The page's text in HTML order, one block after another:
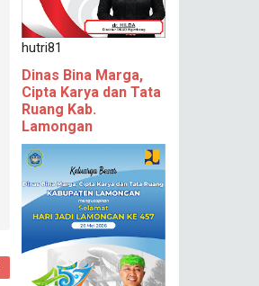
hutri81
Dinas Bina Marga,
Cipta Karya dan Tata
Ruang Kab.
Lamongan